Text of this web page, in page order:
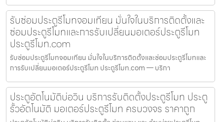
รับซ่อมประตูรีโมทจอมเทียน มั่นใจในบริการติดตั้งและ
ซ่อมประตูรีโมทและการรับเปลี่ยนมอเตอร์ประตูรีโมท
ประตูรีโมท.com
รับซ่อมประตูรีโมทจอมเทียน มั่นใจในบริการติดตั้งและซ่อมประตูรีโมทและ
การรับเปลี่ยนมอเตอร์ประตูรีโมท ประตูรีโมท.com — บริกา
ประตูอัตโนมัติบ่อวิน บริการรับติดตั้งประตูรีโมท ประตู
รั้วอัตโนมัติ มอเตอร์ประตูรีโมท ครบวงจร ราคาถูก